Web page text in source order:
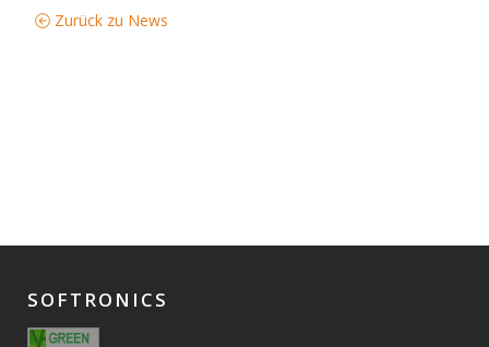
Zurück zu News
SOFTRONICS